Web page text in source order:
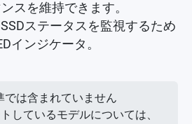
スを維持できます。
ステータスを監視するため
インジケータ。
では含まれていません
しているモデルについては、